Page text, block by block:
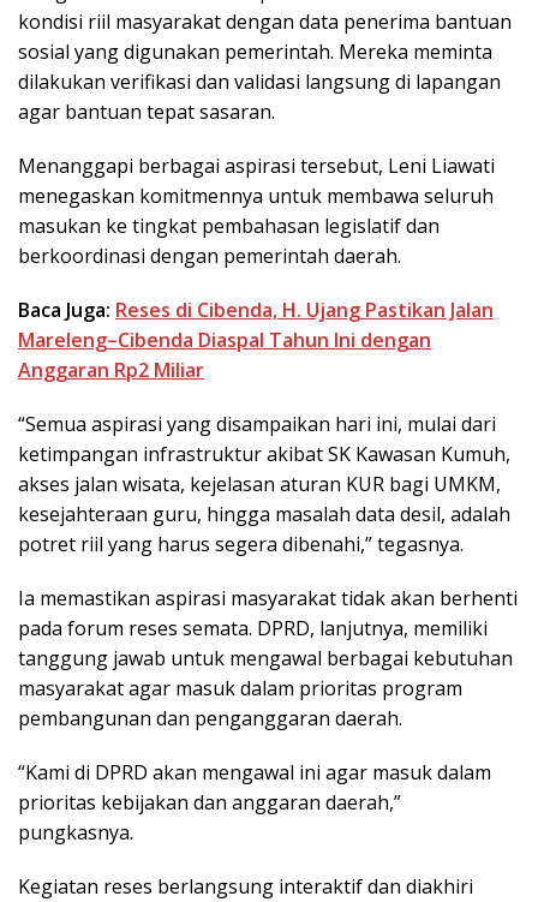
kondisi riil masyarakat dengan data penerima bantuan
sosial yang digunakan pemerintah. Mereka meminta
dilakukan verifikasi dan validasi langsung di lapangan
agar bantuan tepat sasaran.
Menanggapi berbagai aspirasi tersebut, Leni Liawati
menegaskan komitmennya untuk membawa seluruh
masukan ke tingkat pembahasan legislatif dan
berkoordinasi dengan pemerintah daerah.
Baca Juga: Reses di Cibenda, H. Ujang Pastikan Jalan
Mareleng–Cibenda Diaspal Tahun Ini dengan
Anggaran Rp2 Miliar
“Semua aspirasi yang disampaikan hari ini, mulai dari
ketimpangan infrastruktur akibat SK Kawasan Kumuh,
akses jalan wisata, kejelasan aturan KUR bagi UMKM,
kesejahteraan guru, hingga masalah data desil, adalah
potret riil yang harus segera dibenahi,” tegasnya.
Ia memastikan aspirasi masyarakat tidak akan berhenti
pada forum reses semata. DPRD, lanjutnya, memiliki
tanggung jawab untuk mengawal berbagai kebutuhan
masyarakat agar masuk dalam prioritas program
pembangunan dan penganggaran daerah.
“Kami di DPRD akan mengawal ini agar masuk dalam
prioritas kebijakan dan anggaran daerah,”
pungkasnya.
Kegiatan reses berlangsung interaktif dan diakhiri